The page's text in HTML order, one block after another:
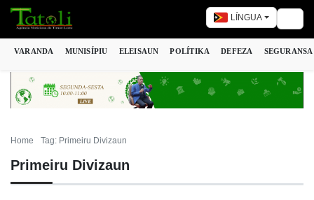
LÍNGUA
VARANDA MUNISÍPIU ELEISAUN POLÍTIKA DEFEZA SEGURANSA
Home Tag: Primeiru Divizaun
Primeiru Divizaun